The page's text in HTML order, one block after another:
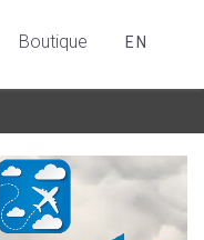
Boutique EN